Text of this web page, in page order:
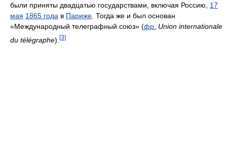
были приняты двадцатью государствами, включая Россию, 17
мая 1865 года в Париже. Тогда же и был основан
«Международный телеграфный союз» (фр. Union internationale
du télégraphe). [3]